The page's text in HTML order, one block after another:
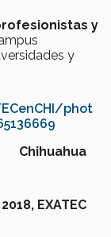
y
y
phot
Chihuahua
EXATEC